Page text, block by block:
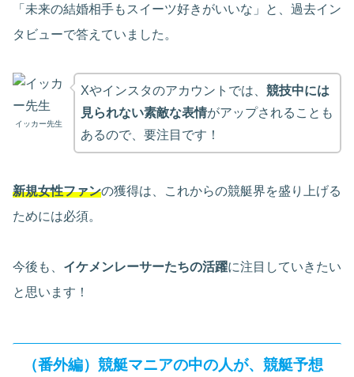
「未来の結婚相手もスイーツ好きがいいな」と、過去イン
タビューで答えていました。
イッカー先生
Xやインスタのアカウントでは、 競技中には
見られない素敵な表情がアップされることも
あるので、要注目です！
新規女性ファンの獲得は、これからの競艇界を盛り上げる
ためには必須。
今後も、 イケメンレーサーたちの活躍に注目していきたい
と思います！
（番外編）競艇マニアの中の人が、競艇予想